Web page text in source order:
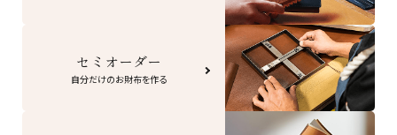
セミオーダー
自分だけのお財布を作る